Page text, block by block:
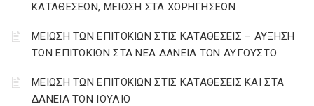
ΚΑΤΑΘΕΣΕΩΝ, ΜΕΙΩΣΗ ΣΤΑ ΧΟΡΗΓΗΣΕΩΝ
ΜΕΙΩΣΗ ΤΩΝ ΕΠΙΤΟΚΙΩΝ ΣΤΙΣ ΚΑΤΑΘΕΣΕΙΣ – ΑΥΞΗΣΗ
ΤΩΝ ΕΠΙΤΟΚΙΩΝ ΣΤΑ ΝΕΑ ΔΑΝΕΙΑ ΤΟΝ ΑΥΓΟΥΣΤΟ
ΜΕΙΩΣΗ ΤΩΝ ΕΠΙΤΟΚΙΩΝ ΣΤΙΣ ΚΑΤΑΘΕΣΕΙΣ ΚΑΙ ΣΤΑ
ΔΑΝΕΙΑ ΤΟΝ ΙΟΥΛΙΟ